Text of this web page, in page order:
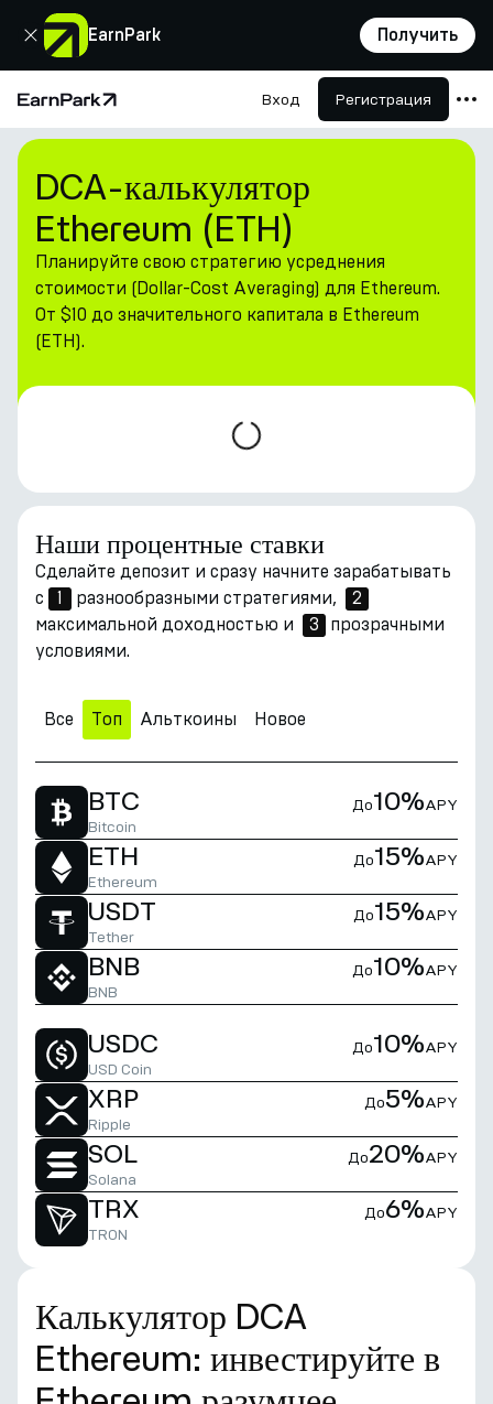
EarnPark Получить
Закрыть
Главная страница Вход Регистрация
Продукты
Рынки
Калькуляторы
Токен PARK
Ресурсы
Компания
DCA-калькулятор
Ethereum (ETH)
Планируйте свою стратегию усреднения
стоимости (Dollar-Cost Averaging) для Ethereum.
От $10 до значительного капитала в Ethereum
(ETH).
Наши процентные ставки
Сделайте депозит и сразу начните зарабатывать
с
1 разнообразными стратегиями,
2
максимальной доходностью и
3
прозрачными
условиями.
Все Топ Альткоины Новое
BTC
Bitcoin
До10%APY
ETH
Ethereum
До15%APY
USDT
Tether
До15%APY
BNB
BNB
До10%APY
USDC
USD Coin
До10%APY
XRP
Ripple
До5%APY
SOL
Solana
До20%APY
TRX
TRON
До6%APY
Калькулятор DCA
Ethereum: инвестируйте в